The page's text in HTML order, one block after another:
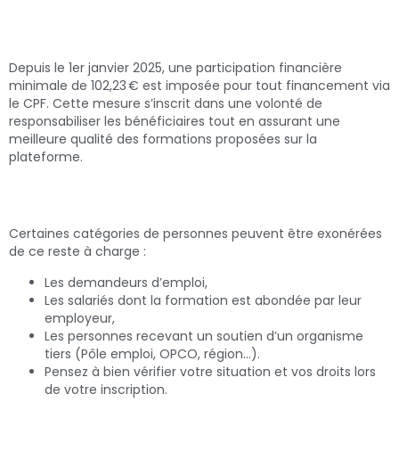
Depuis le 1er janvier 2025, une participation financière
minimale de 102,23 € est imposée pour tout financement via
le CPF. Cette mesure s’inscrit dans une volonté de
responsabiliser les bénéficiaires tout en assurant une
meilleure qualité des formations proposées sur la
plateforme.
Certaines catégories de personnes peuvent être exonérées
de ce reste à charge :
Les demandeurs d’emploi,
Les salariés dont la formation est abondée par leur
employeur,
Les personnes recevant un soutien d’un organisme
tiers (Pôle emploi, OPCO, région…).
Pensez à bien vérifier votre situation et vos droits lors
de votre inscription.